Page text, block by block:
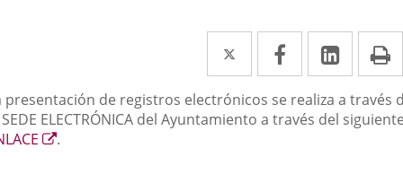
Twitter
Enlace
a
una
Facebook
Enlace
a
una
aplicación
Enlace
a
una
presentación de registros electrónicos se realiza a través
ELECTRÓNICA del Ayuntamiento a través del
Enlace
.